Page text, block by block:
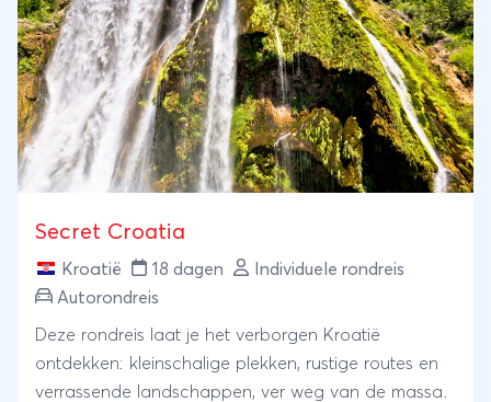
Secret Croatia
Kroatië 18 dagen
Individuele rondreis
Autorondreis
Deze rondreis laat je het verborgen Kroatië
ontdekken: kleinschalige plekken, rustige routes en
verrassende landschappen, ver weg van de massa.